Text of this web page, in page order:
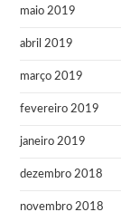
maio 2019
abril 2019
março 2019
fevereiro 2019
janeiro 2019
dezembro 2018
novembro 2018